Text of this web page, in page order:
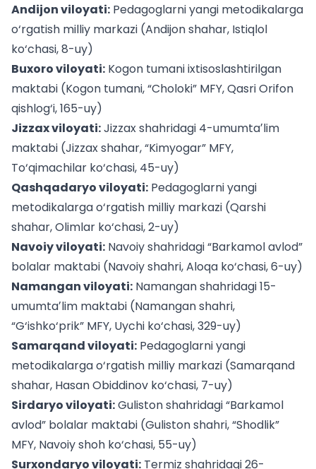
Andijon viloyati: Pedagoglarni yangi metodikalarga
o‘rgatish milliy markazi (Andijon shahar, Istiqlol
ko‘chasi, 8-uy)
Buxoro viloyati: Kogon tumani ixtisoslashtirilgan
maktabi (Kogon tumani, “Choloki” MFY, Qasri Orifon
qishlog‘i, 165-uy)
Jizzax viloyati:Jizzax shahridagi 4-umumtaʼlim
maktabi (Jizzax shahar, “Kimyogar” MFY,
To‘qimachilar ko‘chasi, 45-uy)
Qashqadaryo viloyati: Pedagoglarni yangi
metodikalarga o‘rgatish milliy markazi (Qarshi
shahar, Olimlar ko‘chasi, 2-uy)
Navoiy viloyati: Navoiy shahridagi “Barkamol avlod”
bolalar maktabi (Navoiy shahri, Aloqa ko‘chasi, 6-uy)
Namangan viloyati: Namangan shahridagi 15-
umumtaʼlim maktabi (Namangan shahri,
“G‘ishko‘prik” MFY, Uychi ko‘chasi, 329-uy)
Samarqand viloyati: Pedagoglarni yangi
metodikalarga o‘rgatish milliy markazi (Samarqand
shahar, Hasan Obiddinov ko‘chasi, 7-uy)
Sirdaryo viloyati:Guliston shahridagi “Barkamol
avlod” bolalar maktabi (Guliston shahri, “Shodlik”
MFY, Navoiy shoh ko‘chasi, 55-uy)
Surxondaryo viloyati: Termiz shahridagi 26-